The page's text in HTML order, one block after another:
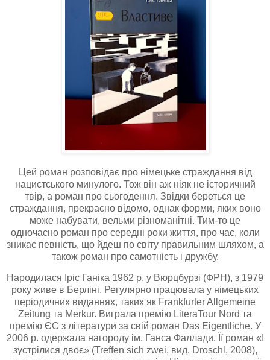
Цей роман розповідає про німецьке страждання від
нацистського минулого. Тож він аж ніяк не історичний
твір, а роман про сьогодення. Звідки береться це
страждання, прекрасно відомо, однак форми, яких воно
може набувати, вельми різноманітні. Тим-то це
одночасно роман про середні роки життя, про час, коли
зникає певність, що йдеш по світу правильним шляхом, а
також роман про самотність і дружбу.
Народилася Іріс Ганіка 1962 р. у Вюрцбурзі (ФРН), з 1979
року живе в Берліні. Регулярно працювала у німецьких
періодичних виданнях, таких як Frankfurter Allgemeine
Zeitung та Merkur. Виграла премію LiteraTour Nord та
премію ЄС з літератури за свій роман Das Eigentliche. У
2006 р. одержала нагороду ім. Ганса Фаллади. Її роман «І
зустрілися двоє» (Treffen sich zwei, вид. Droschl, 2008),